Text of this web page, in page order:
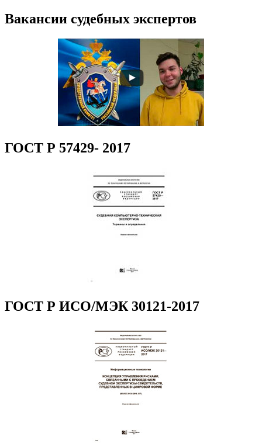
Вакансии судебных экспертов
ГОСТ Р 57429- 2017
ГОСТ Р ИСО/МЭК 30121-2017